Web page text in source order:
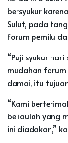
bersyukur
Sulut, pada
forum pemilu
“Puji syukur
mudahan
damai, itu
“Kami
beliaulah yang
ini diadakan,”